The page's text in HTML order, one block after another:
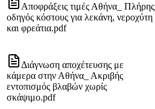
Αποφράξεις τιμές Αθήνα_ Πλήρης
οδηγός κόστους για λεκάνη, νεροχύτη
και φρεάτια.pdf
Διάγνωση αποχέτευσης με
κάμερα στην Αθήνα_ Ακριβής
εντοπισμός βλαβών χωρίς
σκάψιμο.pdf